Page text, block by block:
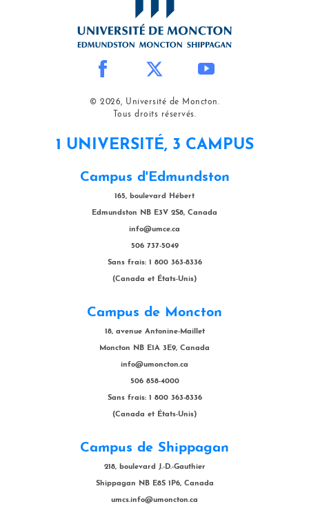
© 2026, Université de Moncton.
Tous droits réservés.
1 UNIVERSITÉ, 3 CAMPUS
Campus d'Edmundston
165, boulevard Hébert
Edmundston NB E3V 2S8, Canada
info@umce.ca
506 737-5049
Sans frais: 1 800 363-8336
(Canada et États-Unis)
Campus de Moncton
18, avenue Antonine-Maillet
Moncton NB E1A 3E9, Canada
info@umoncton.ca
506 858-4000
Sans frais: 1 800 363-8336
(Canada et États-Unis)
Campus de Shippagan
218, boulevard J.-D.-Gauthier
Shippagan NB E8S 1P6, Canada
umcs.info@umoncton.ca